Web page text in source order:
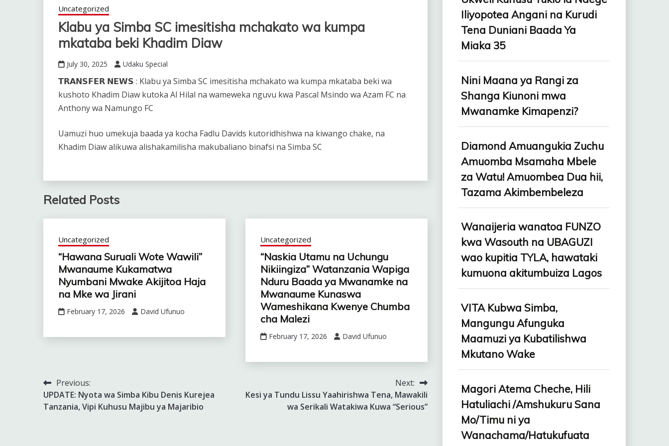
Uncategorized
Klabu ya Simba SC imesitisha mchakato wa kumpa
mkataba beki Khadim Diaw
July 30, 2025 Udaku Special
𝗧𝗥𝗔𝗡𝗦𝗙𝗘𝗥 𝗡𝗘𝗪𝗦 : Klabu ya Simba SC imesitisha mchakato wa kumpa mkataba beki wa
kushoto Khadim Diaw kutoka Al Hilal na wameweka nguvu kwa Pascal Msindo wa Azam FC na
Anthony wa Namungo FC
Uamuzi huo umekuja baada ya kocha Fadlu Davids kutoridhishwa na kiwango chake, na
Khadim Diaw alikuwa alishakamilisha makubaliano binafsi na Simba SC
Related Posts
Uncategorized
“Hawana Suruali Wote Wawili”
Mwanaume Kukamatwa
Nyumbani Mwake Akijitoa Haja
na Mke wa Jirani
February 17, 2026 David Ufunuo
Uncategorized
“Naskia Utamu na Uchungu
Nikiingiza” Watanzania Wapiga
Nduru Baada ya Mwanamke na
Mwanaume Kunaswa
Wameshikana Kwenye Chumba
cha Malezi
February 17, 2026 David Ufunuo
Post
navigation
Previous:
UPDATE: Nyota wa Simba Kibu Denis Kurejea
Tanzania, Vipi Kuhusu Majibu ya Majaribio
Next:
Kesi ya Tundu Lissu Yaahirishwa Tena, Mawakili
wa Serikali Watakiwa Kuwa “Serious”
Iliyopotea Angani na Kurudi
Tena Duniani Baada Ya
Miaka 35
Nini Maana ya Rangi za
Shanga Kiunoni mwa
Mwanamke Kimapenzi?
Diamond Amuangukia Zuchu
Amuomba Msamaha Mbele
za Watu! Amuombea Dua hii,
Tazama Akimbembeleza
Wanaijeria wanatoa FUNZO
kwa Wasouth na UBAGUZI
wao kupitia TYLA, hawataki
kumuona akitumbuiza Lagos
VITA Kubwa Simba,
Mangungu Afunguka
Maamuzi ya Kubatilishwa
Mkutano Wake
Magori Atema Cheche, Hili
Hatuliachi /Amshukuru Sana
Mo/Timu ni ya
Wanachama/Hatukufuata